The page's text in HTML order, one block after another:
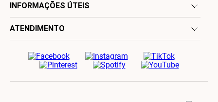
INFORMAÇÕES ÚTEIS
ATENDIMENTO